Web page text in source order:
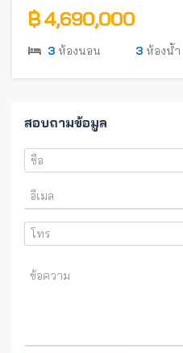
฿ 4,690,000
3 ห้องนอน 3 ห้องน้ำ
สอบถามข้อมูล